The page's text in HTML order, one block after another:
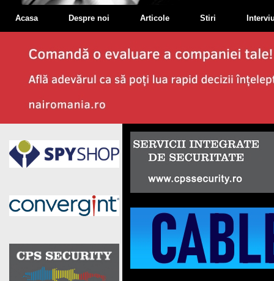
Acasa Despre noi Articole Stiri